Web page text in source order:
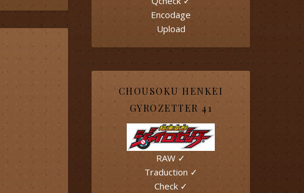
Encodage
Upload
CHOUSOKU HENKEI
GYROZETTER 41
RAW ✓
Traduction ✓
Check ✓